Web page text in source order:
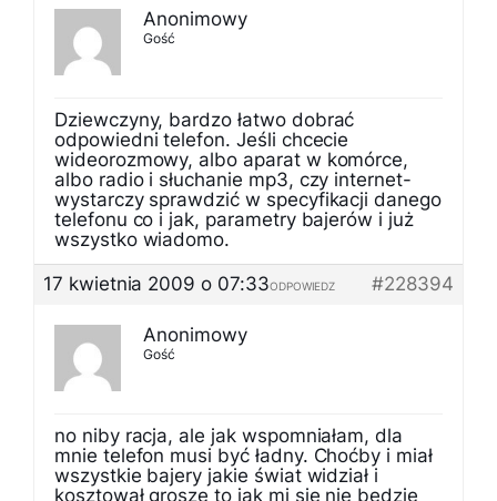
Anonimowy
Gość
Dziewczyny, bardzo łatwo dobrać
odpowiedni telefon. Jeśli chcecie
wideorozmowy, albo aparat w komórce,
albo radio i słuchanie mp3, czy internet-
wystarczy sprawdzić w specyfikacji danego
telefonu co i jak, parametry bajerów i już
wszystko wiadomo.
17 kwietnia 2009 o 07:33
#228394
ODPOWIEDZ
Anonimowy
Gość
no niby racja, ale jak wspomniałam, dla
mnie telefon musi być ładny. Choćby i miał
wszystkie bajery jakie świat widział i
kosztował grosze to jak mi się nie będzie